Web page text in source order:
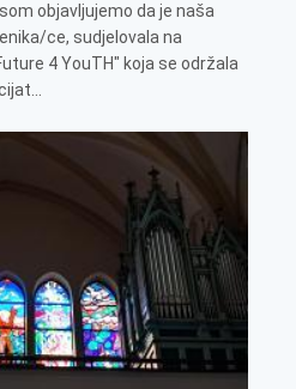
objavljujemo da je naša
ce, sudjelovala na
4 YouTH" koja se održala